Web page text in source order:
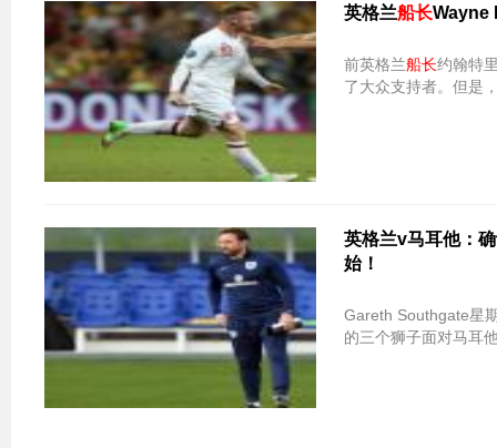
英格兰船长Wayne
前英格兰船长约翰特
了大众支持者。但是
英格兰v马耳他：
始！
Gareth Southgate星
的三个狮子面对马耳